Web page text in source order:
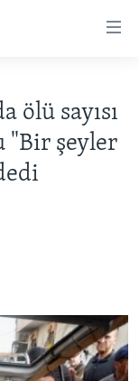
ölü sayısı
"Bir şeyler